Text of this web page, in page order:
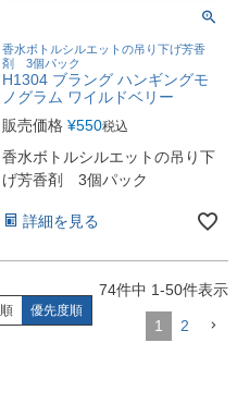
香水ボトルシルエットの吊り下げ芳香
剤 3個パック
H1304 ブラング ハンギングモ
ノグラム ワイルドベリー
販売価格 ¥550税込
香水ボトルシルエットの吊り下
げ芳香剤 3個パック
詳細を見る
優先度順
74件中 1-50件表示
1 2